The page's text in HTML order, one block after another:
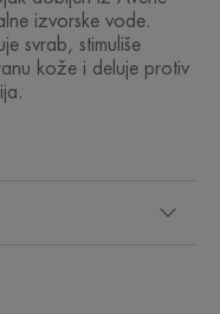
2018.
izvorske vode.
svrab, stimuliše
kože i deluje protiv